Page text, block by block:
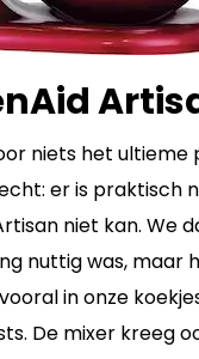
niets het ultieme
er is praktisch
niet kan. We
nuttig was, maar
in onze
De mixer kreeg